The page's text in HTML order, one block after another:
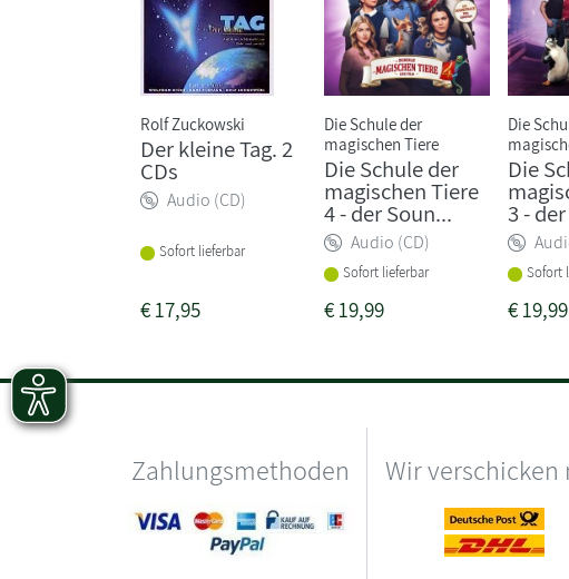
Rolf Zuckowski
Der kleine Tag. 2
CDs
Audio (CD)
Sofort lieferbar
€17,95
Die Schule der
magischen Tiere
Die Schule der
magischen Tiere
4 - der Soun...
Audio (CD)
Sofort lieferbar
€19,99
Die
Die
3 -
Sofort
€19,99
Zahlungsmethoden Wir